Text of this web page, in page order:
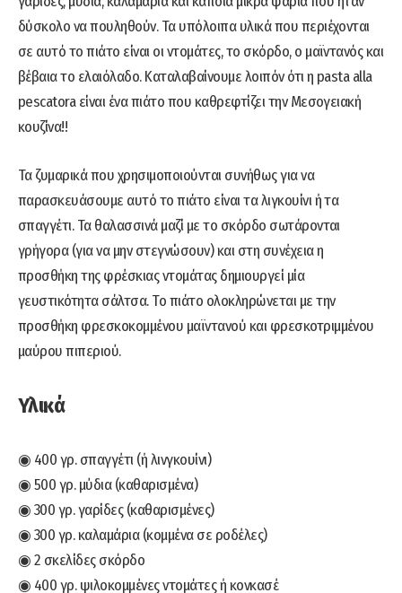
δύσκολο να πουληθούν. Τα υπόλοιπα υλικά που περιέχονται
σε αυτό το πιάτο είναι οι ντομάτες, το σκόρδο, ο μαϊντανός και
βέβαια το ελαιόλαδο. Καταλαβαίνουμε λοιπόν ότι η pasta alla
pescatora είναι ένα πιάτο που καθρεφτίζει την Μεσογειακή
κουζίνα!!
Τα ζυμαρικά που χρησιμοποιούνται συνήθως για να
παρασκευάσουμε αυτό το πιάτο είναι τα λιγκουίνι ή τα
σπαγγέτι. Τα θαλασσινά μαζί με το σκόρδο σωτάρονται
γρήγορα (για να μην στεγνώσουν) και στη συνέχεια η
προσθήκη της φρέσκιας ντομάτας δημιουργεί μία
γευστικότητα σάλτσα. Το πιάτο ολοκληρώνεται με την
προσθήκη φρεσκοκομμένου μαϊντανού και φρεσκοτριμμένου
μαύρου πιπεριού.
Υλικά
◉ 400 γρ. σπαγγέτι (ή λινγκουίνι)
◉ 500 γρ. μύδια (καθαρισμένα)
◉ 300 γρ. γαρίδες (καθαρισμένες)
◉ 300 γρ. καλαμάρια (κομμένα σε ροδέλες)
◉ 2 σκελίδες σκόρδο
◉ 400 γρ. ψιλοκομμένες ντομάτες ή κονκασέ